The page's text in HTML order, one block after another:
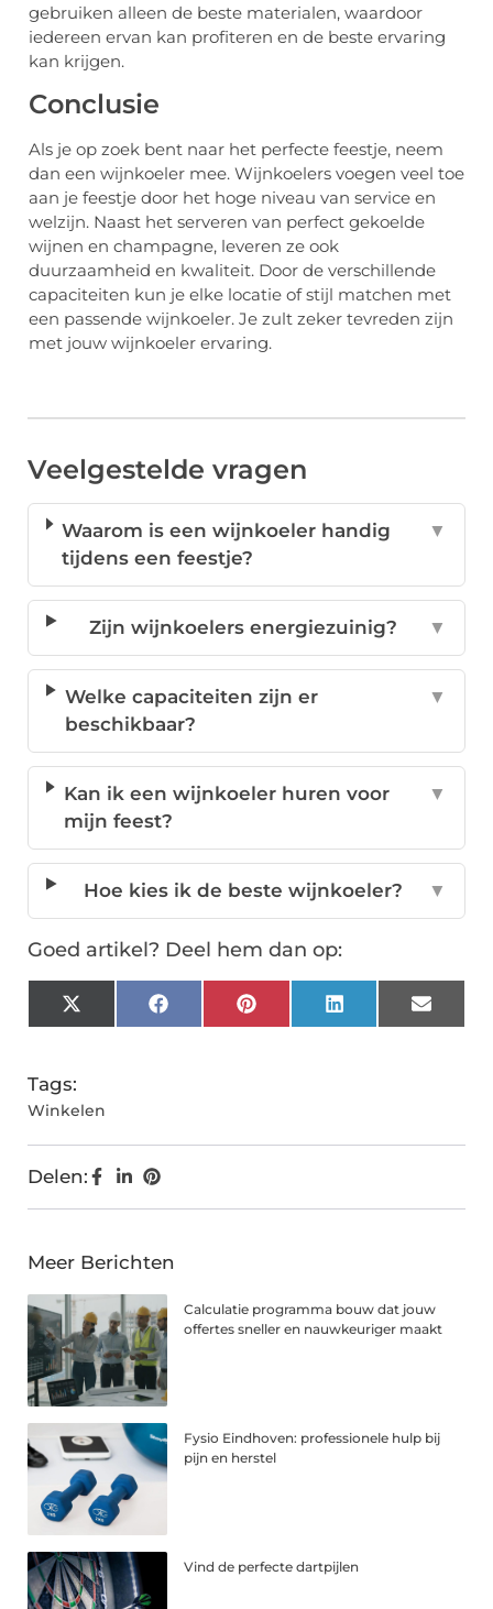
gebruiken alleen de beste materialen, waardoor
iedereen ervan kan profiteren en de beste ervaring
kan krijgen.
Conclusie
Als je op zoek bent naar het perfecte feestje, neem
dan een wijnkoeler mee. Wijnkoelers voegen veel toe
aan je feestje door het hoge niveau van service en
welzijn. Naast het serveren van perfect gekoelde
wijnen en champagne, leveren ze ook
duurzaamheid en kwaliteit. Door de verschillende
capaciteiten kun je elke locatie of stijl matchen met
een passende wijnkoeler. Je zult zeker tevreden zijn
met jouw wijnkoeler ervaring.
Veelgestelde vragen
Waarom is een wijnkoeler handig
tijdens een feestje?
▼
Zijn wijnkoelers energiezuinig? ▼
Welke capaciteiten zijn er
beschikbaar?
▼
Kan ik een wijnkoeler huren voor
mijn feest?
▼
Hoe kies ik de beste wijnkoeler? ▼
Goed artikel? Deel hem dan op:
X
(Twitter)
FacebookPinterestLinkedInEmail
Tags:
Winkelen
Delen:
Meer Berichten
Calculatie programma bouw dat jouw
offertes sneller en nauwkeuriger maakt
Fysio Eindhoven: professionele hulp bij
pijn en herstel
Vind de perfecte dartpijlen